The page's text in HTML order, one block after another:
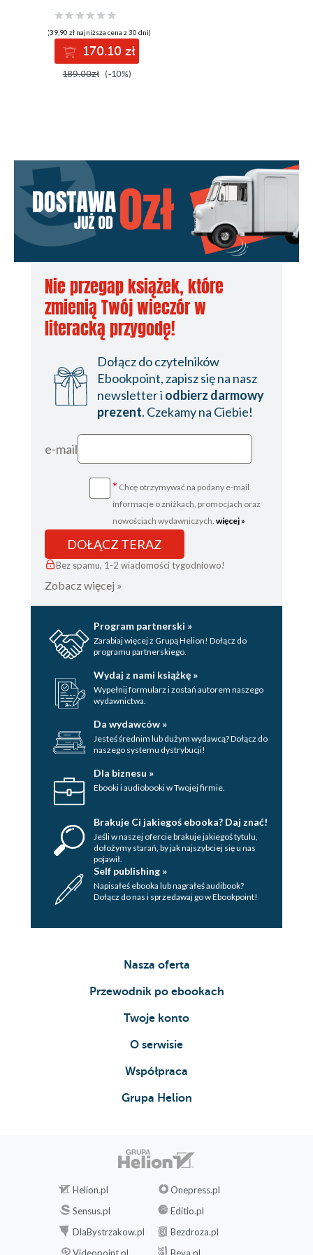
Testing and
Cybersecurity
(39,90 zł najniższa cena z 30 dni)
170.10 zł
189.00zł (-10%)
Nie przegap książek, które
zmienią Twój wieczór w
literacką przygodę!
Dołącz do czytelników
Ebookpoint, zapisz się na nasz
newsletter i odbierz darmowy
prezent. Czekamy na Ciebie!
e-mail
* Chcę otrzymywać na podany e-mail
informacje o zniżkach, promocjach oraz
nowościach wydawniczych. więcej »
DOŁĄCZ TERAZ
Bez spamu, 1-2 wiadomości tygodniowo!
Zobacz więcej »
Program partnerski »
Zarabiaj więcej z Grupą Helion! Dołącz do
programu partnerskiego.
Wydaj z nami książkę »
Wypełnij formularz i zostań autorem naszego
wydawnictwa.
Da wydawców »
Jesteś średnim lub dużym wydawcą? Dołącz do
naszego systemu dystrybucji!
Dla biznesu »
Ebooki i audiobooki w Twojej firmie.
Brakuje Ci jakiegoś ebooka? Daj znać!
Jeśli w naszej ofercie brakuje jakiegoś tytulu,
dołożymy starań, by jak najszybciej się u nas
pojawił.
Self publishing »
Napisałeś ebooka lub nagrałeś audibook?
Dołącz do nas i sprzedawaj go w Ebookpoint!
Nasza oferta
Przewodnik po ebookach
Twoje konto
O serwisie
Współpraca
Grupa Helion
Helion.pl
Onepress.pl
Sensus.pl
Editio.pl
DlaBystrzakow.pl
Bezdroza.pl